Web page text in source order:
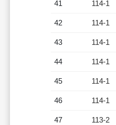
41 114-1
42 114-1
43 114-1
44 114-1
45 114-1
46 114-1
47 113-2